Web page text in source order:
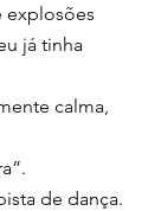
já tinha
calma,
de dança.